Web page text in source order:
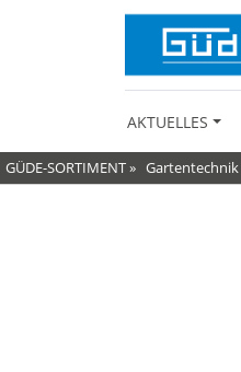
AKTUELLES
GÜDE-SORTIMENT» Gartentechnik